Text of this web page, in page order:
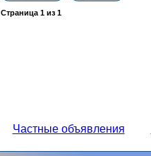
Страница 1из 1
Частные объявления